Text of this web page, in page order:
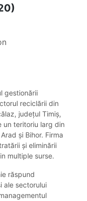
gestionării
reciclării din
județul Timiș,
un teritoriu larg din
și Bihor. Firma
și eliminării
multiple surse.
răspund
ale sectorului